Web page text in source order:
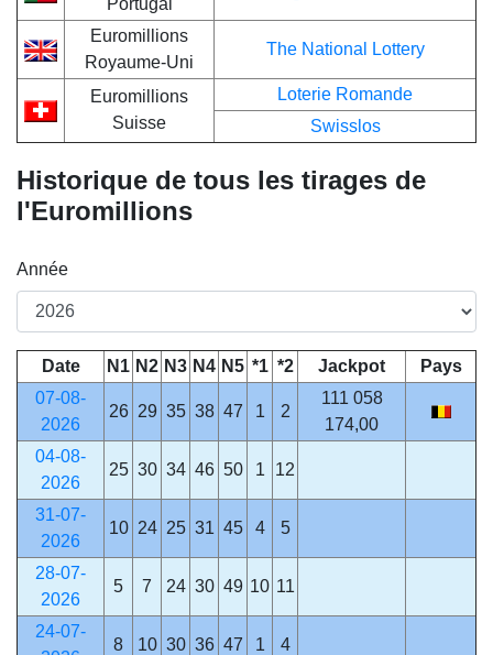
Euromillions
Royaume-Uni
The National Lottery
Euromillions
Suisse
Loterie Romande
Swisslos
Historique de tous les tirages de
l'Euromillions
Année
Date N1 N2 N3 N4 N5 *1 *2 Jackpot
Pays
07-08-
2026
26 29 35 38 47 1 2
111 058
174,00
04-08-
2026
25 30 34 46 50 1 12
31-07-
2026
10 24 25 31 45 4 5
28-07-
2026
5 7 24 30 49 10 11
24-07-
8 10 30 36 47 1 4